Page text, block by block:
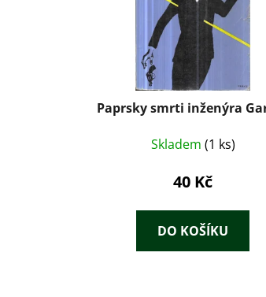
Paprsky smrti inženýra
Skladem (1 ks)
40 Kč
DO KOŠÍKU